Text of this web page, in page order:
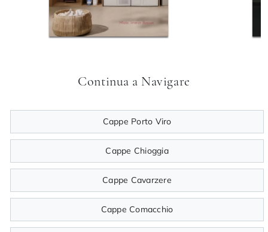
Continua a Navigare
Cappe Porto Viro
Cappe Chioggia
Cappe Cavarzere
Cappe Comacchio